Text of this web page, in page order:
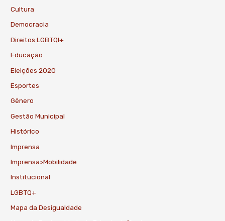
Cultura
Democracia
Direitos LGBTQI+
Educação
Eleições 2020
Esportes
Gênero
Gestão Municipal
Histórico
Imprensa
Imprensa>Mobilidade
Institucional
LGBTQ+
Mapa da Desigualdade